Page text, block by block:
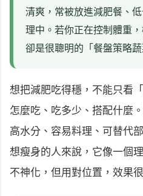
清爽，常被放進減肥餐、
理中。若你正在控制體重
卻是很聰明的「餐盤策略蔬
想把減肥吃得穩，不能只看
怎麼吃、吃多少、搭配什麼
高水分、容易料理、可替代
想瘦身的人來說，它像一個
不神化，但用對位置，效果